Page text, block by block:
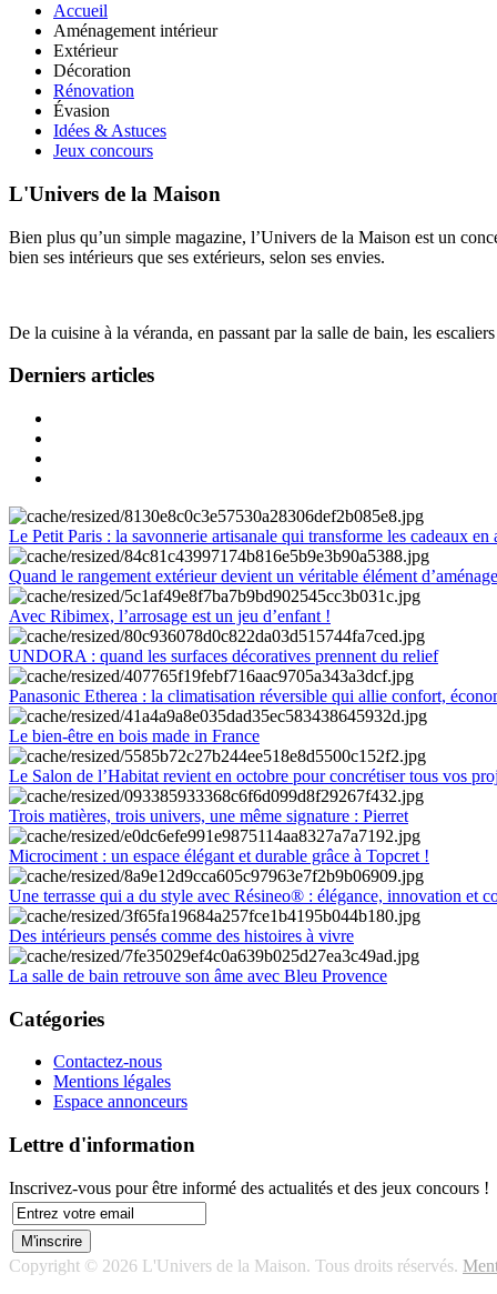
Accueil
Aménagement intérieur
Extérieur
Décoration
Rénovation
Évasion
Idées & Astuces
Jeux concours
L'Univers de la Maison
Bien plus qu’un simple magazine, l’Univers de la Maison est un
bien ses intérieurs que ses extérieurs, selon ses envies.
De la cuisine à la véranda, en passant par la salle de bain, les
Derniers articles
Le Petit Paris : la savonnerie artisanale qui transforme les cadeaux en
Quand le rangement extérieur devient un véritable élément
Avec Ribimex, l’arrosage est un jeu d’enfant !
UNDORA : quand les surfaces décoratives prennent du relief
Panasonic Etherea : la climatisation réversible qui allie confort,
Le bien-être en bois made in France
Le Salon de l’Habitat revient en octobre pour concrétiser tous vos
Trois matières, trois univers, une même signature : Pierret
Microciment : un espace élégant et durable grâce à Topcret !
Une terrasse qui a du style avec Résineo® : élégance, innovation et
Des intérieurs pensés comme des histoires à vivre
La salle de bain retrouve son âme avec Bleu Provence
Catégories
Contactez-nous
Mentions légales
Espace annonceurs
Lettre d'information
Inscrivez-vous pour être informé des actualités et des jeux concours !
Copyright © 2026 L'Univers de la Maison. Tous droits réservés.